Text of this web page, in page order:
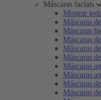
Máscaras faciais
Mostrar
Máscaras
Máscaras
Máscaras
Máscaras
Máscaras
Máscaras
Máscaras
Máscaras
Máscaras